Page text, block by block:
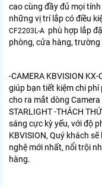
cao cùng đầy đủ mọi
những vị trí lắp có điều
CF2203L-A phù hợp lắp
phòng, cửa hàng, trường
-CAMERA KBVISION
giúp bạn tiết kiệm chi phí
cho ra mắt dòng
STARLIGHT -THÁCH
sáng cực kỳ yếu, với độ
KBVISION, Quý khách
nghệ mới nhất, nổi trội
hàng.